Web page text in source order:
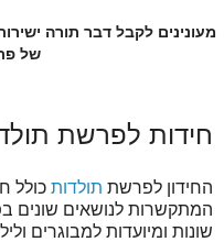
מעונינים לקבל דבר תורה
של
חידות לפרשת
החידון לפרשת תולדות כולל
המתקשרות לנושאים שונים
שונות ומיועדות למבוגרים